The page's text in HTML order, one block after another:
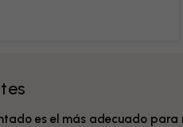
es el más adecuado para